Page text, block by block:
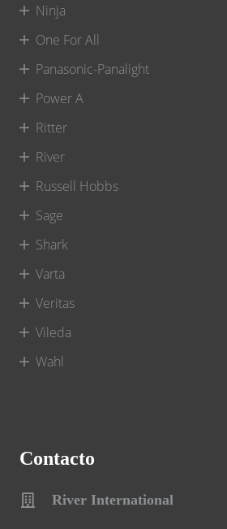
Ninja
One For All
Panasonic-Panalight
Power A
Ritter
River
Russell Hobbs
Sage
Shark
Varta
Veritas
Vileda
Wahl
Contacto
River International